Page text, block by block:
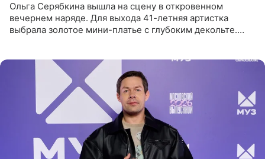
Ольга Серябкина вышла на сцену в откровенном
вечернем наряде. Для выхода 41-летняя артистка
выбрала золотое мини-платье с глубоким декольте.